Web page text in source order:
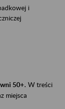
i
50+. W treści
miejsca